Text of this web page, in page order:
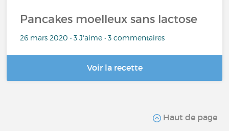
Pancakes moelleux sans lactose
26 mars 2020 • 3 J'aime • 3 commentaires
Voir la recette
Haut de page